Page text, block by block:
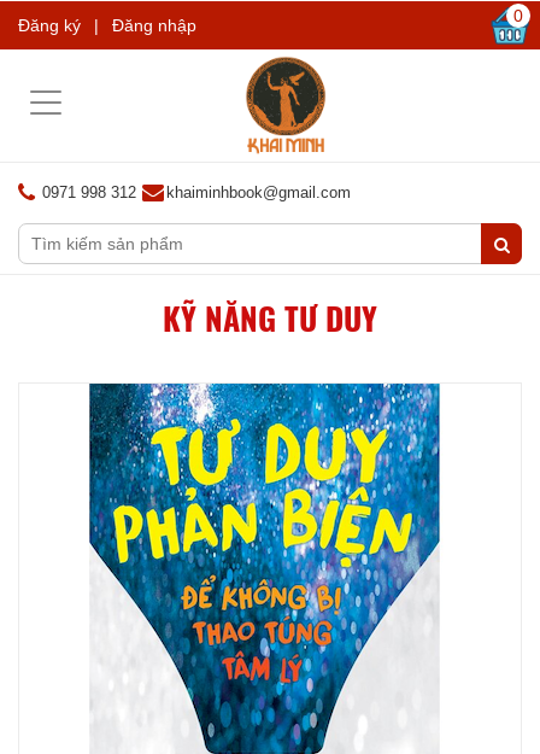
Đăng ký | Đăng nhập 0
Toggle
0971 998 312 khaiminhbook@gmail.com
KỸ NĂNG TƯ DUY